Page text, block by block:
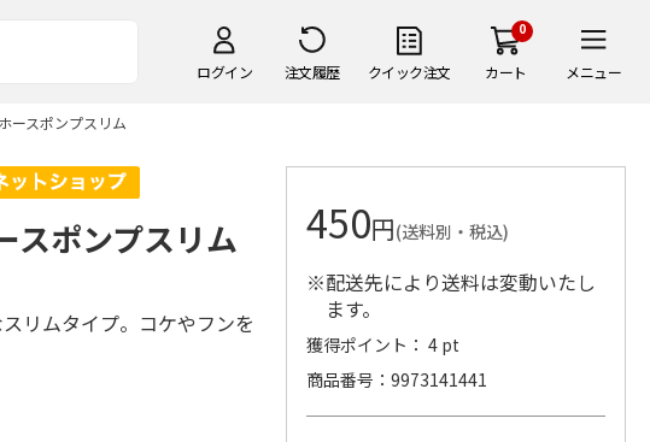
ログイン 注文履歴 クイック注文
0
カート メニュー
ースポンプスリム
スポンプスリム
リムタイプ。コケやフンを
450円(送料別・税込)
※配送先により送料は変動いたし
ます。
獲得ポイント： 4 pt
商品番号
9973141441